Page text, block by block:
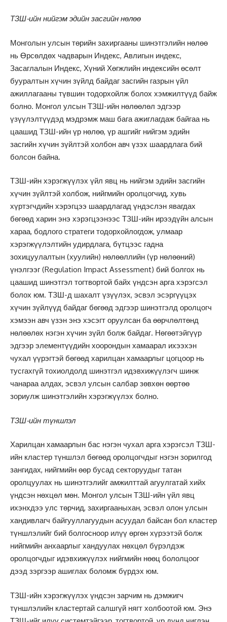
ТЗШ-ийн нийгэм эдийн засгийн нөлөө
Монголын улсын төрийн захиргааны шинэтгэлийн нөлөө
нь Өрсөлдөх чадварын Индекс, Авлигын индекс,
Засаглалын Индекс, Хүний Хөгжлийн индексийн өсөлт
бууралтын хүчин зүйлд байдаг засгийн газрын үйл
ажиллагааны түвшин тодорхойлж болох хэмжилтүүд байж
болно. Монгол улсын ТЗШ-ийн нөлөөлөл эдгээр
үзүүлэлтүүдэд мэдрэмж маш бага ажиглагдаж байгаа нь
цаашид ТЗШ-ийн үр нөлөө, үр ашгийг нийгэм эдийн
засгийн хүчин зүйлтэй холбон авч үзэх шаардлага бий
болсон байна.
ТЗШ-ийн хэрэгжүүлэх үйл явц нь нийгэм эдийн засгийн
хүчин зүйлтэй холбож, нийгмийн оролцогчид, хувь
хүртэгчдийн хэрэгцээ шаардлагад үндэслэн явагдах
бөгөөд харин энэ хэрэгцээнээс ТЗШ-ийн ирээдүйн алсын
хараа, бодлого стратеги тодорхойлогдож, улмаар
хэрэгжүүлэлтийн удирдлага, бүтцээс гадна
зохицуулалтын (хуулийн) нөлөөллийн (үр нөлөөний)
үнэлгээг (Regulation Impact Assessment) бий болгох нь
цаашид шинэтгэл тогтвортой байх үндсэн арга хэрэгсэл
болох юм. ТЗШ-д шахалт үзүүлэх, эсвэл эсэргүүцэх
хүчин зүйлүүд байдаг бөгөөд эдгээр шинэтгэлд оролцогч
хэмээн авч үзэн энэ хэсэгт оруулсан ба өөрчлөлтөнд
нөлөөлөх нэгэн хүчин зүйл болж байдаг. Нөгөөтэйгүүр
эдгээр элементүүдийн хоорондын хамаарал ихээхэн
чухал үүрэгтэй бөгөөд харилцан хамаарлыг цогцоор нь
тусгахгүй тохиолдолд шинэтгэл идэвхижүүлэгч шинж
чанараа алдах, эсвэл улсын салбар зөвхөн өөртөө
зориулж шинэтгэлийн хэрэгжүүлэх болно.
ТЗШ-ийн түншлэл
Харилцан хамаарлын бас нэгэн чухал арга хэрэгсэл ТЗШ-
ийн кластер түншлэл бөгөөд оролцогчдыг нэгэн зорилгод
зангидах, нийгмийн өөр бусад секторуудыг татан
оролцуулах нь шинэтгэлийг амжилттай агуулгатай хийх
үндсэн нөхцөл мөн. Монгол улсын ТЗШ-ийн үйл явц
ихэнхдээ улс төрчид, захиргааныхан, эсвэл олон улсын
хандивлагч байгууллагуудын асуудал байсан бол кластер
түншлэлийг бий болгосноор илүү өргөн хүрээтэй болж
нийгмийн анхаарлыг хандуулах нөхцөл бүрэлдэж
оролцогчдыг идэвхижүүлэх нийгмийн нөөц бололцоог
дээд зэргээр ашиглах боломж бүрдэх юм.
ТЗШ-ийн хэрэгжүүлэх үндсэн зарчим нь дэмжигч
түншлэлийн кластертай салшгүй нягт холбоотой юм. Энэ